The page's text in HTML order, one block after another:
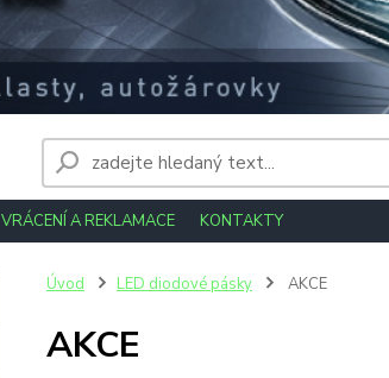
VRÁCENÍ A REKLAMACE KONTAKTY
Úvod LED diodové pásky AKCE
AKCE